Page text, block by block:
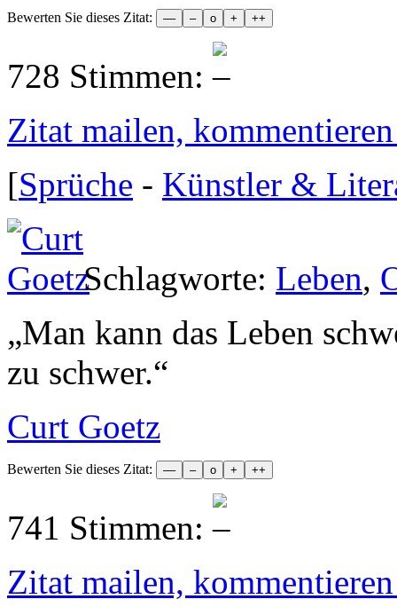
Bewerten Sie dieses Zitat:
728 Stimmen:
Zitat mailen,
[Sprüche - Künstler &
Schlagworte: Leben,
„Man kann das Leben
zu schwer.“
Curt Goetz
Bewerten Sie dieses Zitat:
741 Stimmen:
Zitat mailen,